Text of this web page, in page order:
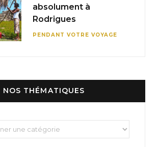
absolument à
Rodrigues
PENDANT VOTRE VOYAGE
NOS THÉMATIQUES